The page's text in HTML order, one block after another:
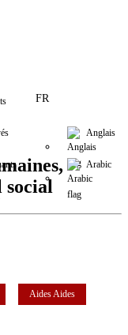
FR
Anglais
Arabic
AidesAides
social